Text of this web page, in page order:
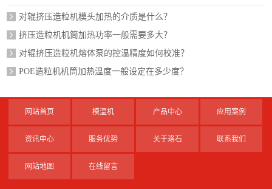
对辊挤压造粒机模头加热的介质是什么？
挤压造粒机机筒加热功率一般需要多大？
对辊挤压造粒机熔体泵的控温精度如何校准？
POE造粒机机筒加热温度一般设定在多少度？
网站首页 模温机 产品中心 应用案例
资讯中心 服务优势 关于珞石 联系我们
网站地图 在线留言